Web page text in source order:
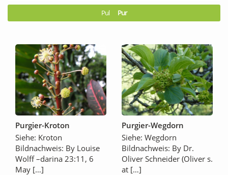
Pul Pur
Purgier-Kroton
Siehe: Kroton
Bildnachweis: By Louise
Wolff –darina 23:11, 6
May […]
Purgier-Wegdorn
Siehe: Wegdorn
Bildnachweis: By Dr.
Oliver Schneider (Oliver s.
at […]